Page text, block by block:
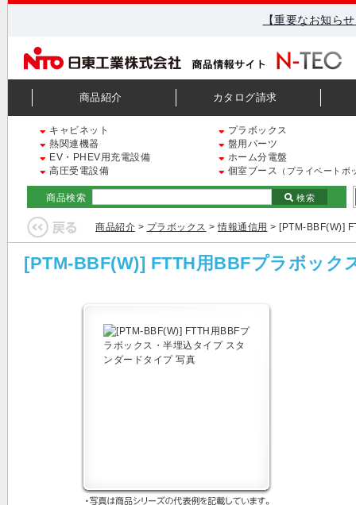
【重要なお知ら
商品紹介 カタログ請求
キャビネット
プラボックス
熱関連機器
盤用パーツ
EV・PHEV用充電設備
ホーム分電盤
高圧受電設備
個室ブース （プライベートボ
商品検索 検索
商品紹介 > プラボックス >情報通信用 > [PTM-BBF(W)]
[PTM-BBF(W)] FTTH用BBFプラボック